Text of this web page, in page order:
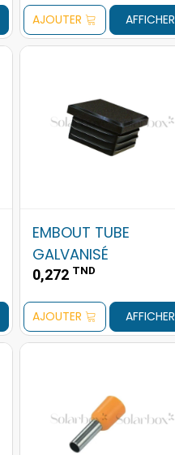
AJOUTER AFFICHER
EMBOUT TUBE
GALVANISÉ
0,272 TND
AJOUTER AFFICHER